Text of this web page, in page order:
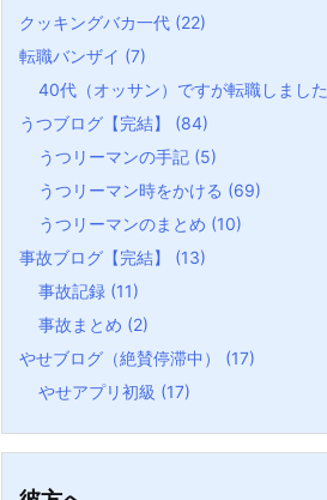
クッキングバカ一代 (22)
転職バンザイ (7)
40代（オッサン）ですが転職しました
うつブログ【完結】 (84)
うつリーマンの手記 (5)
うつリーマン時をかける (69)
うつリーマンのまとめ (10)
事故ブログ【完結】 (13)
事故記録 (11)
事故まとめ (2)
やせブログ（絶賛停滞中） (17)
やせアプリ初級 (17)